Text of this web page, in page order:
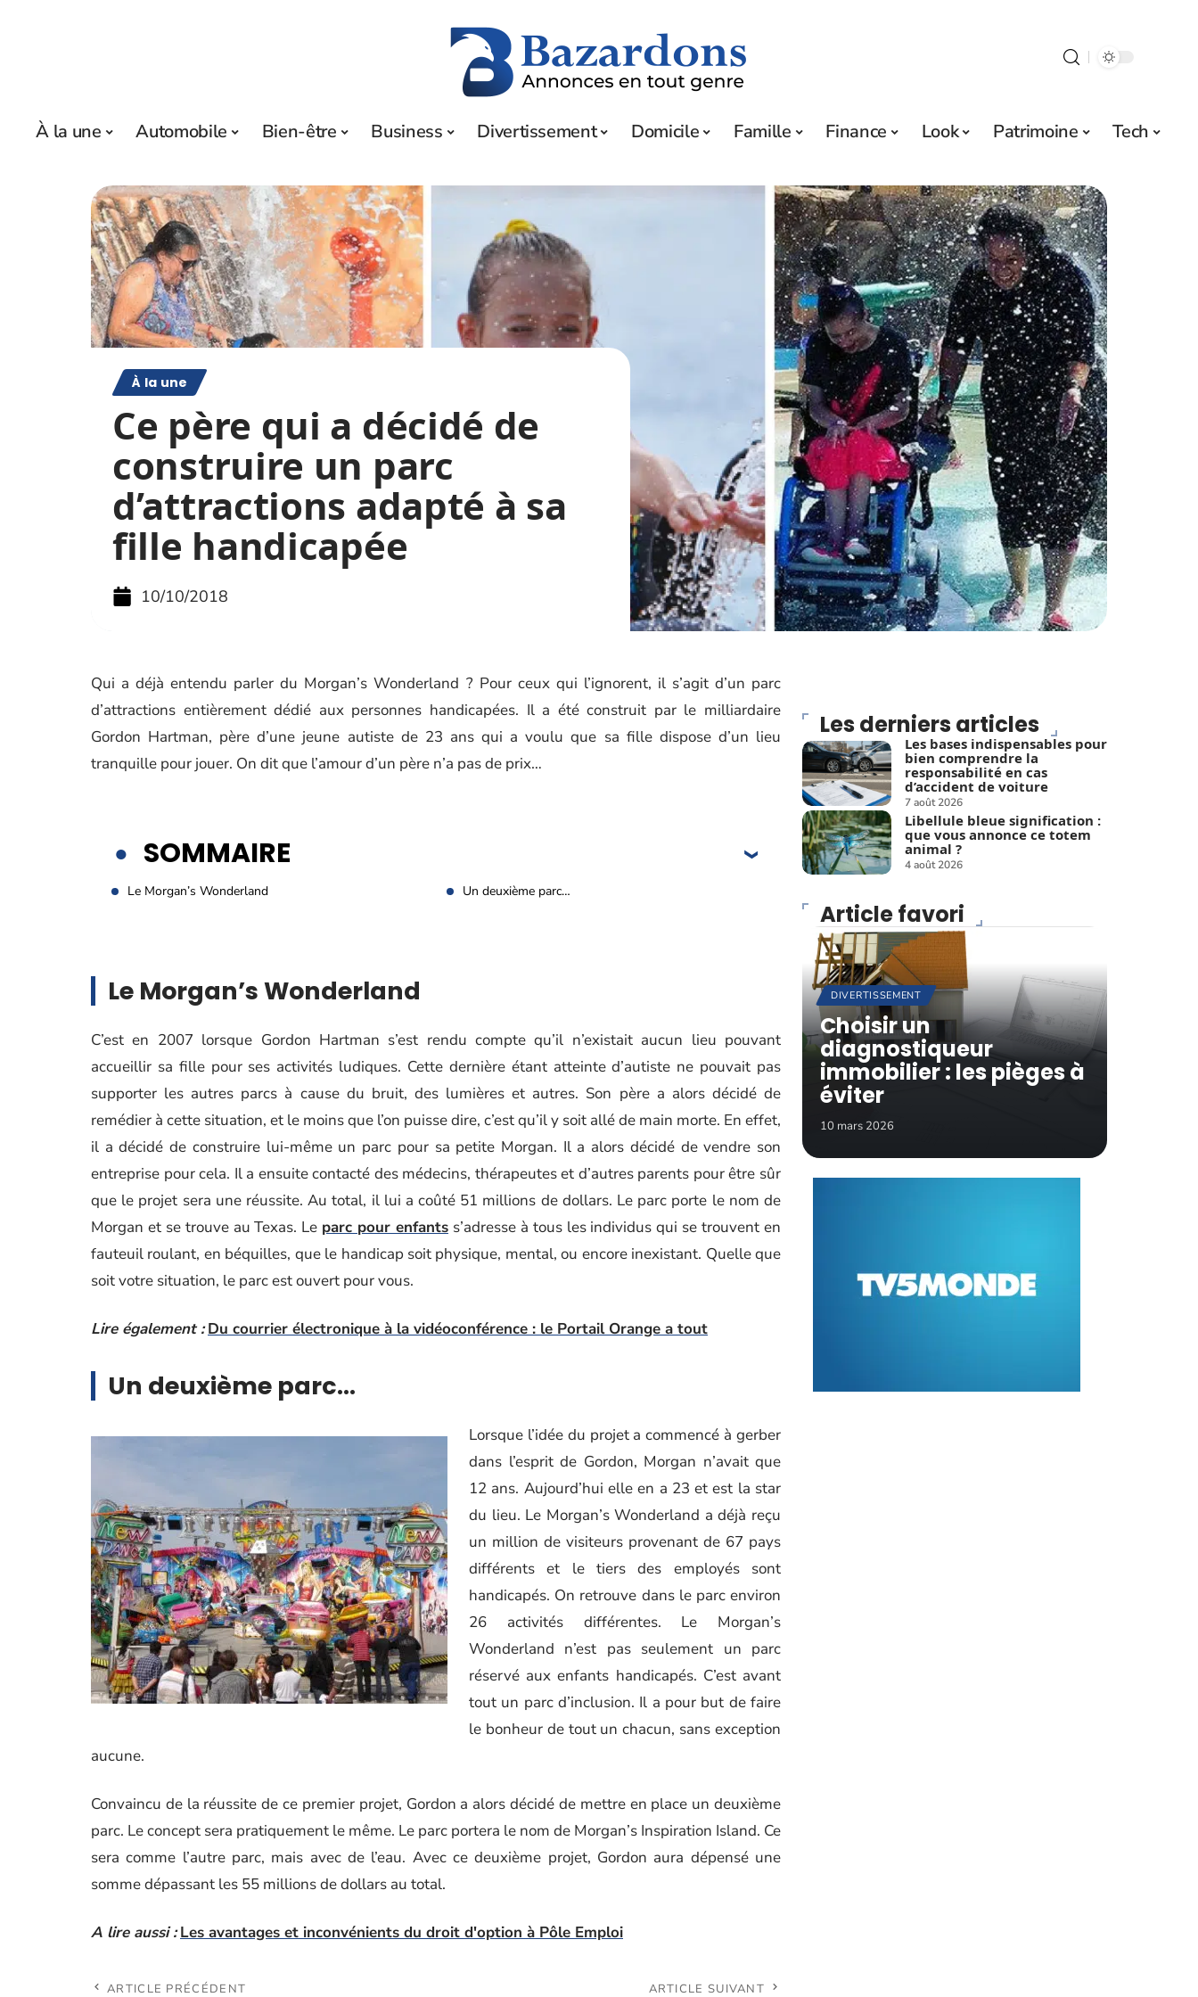
À la une Automobile Bien-être Business Divertissement Domicile Famille Finance Look Patrimoine Tech
À la une
Ce père qui a décidé de
construire un parc
d’attractions adapté à sa
fille handicapée
10/10/2018
Qui a déjà entendu parler du Morgan’s Wonderland ? Pour ceux qui l’ignorent, il s’agit d’un parc
d’attractions entièrement dédié aux personnes handicapées. Il a été construit par le milliardaire
Gordon Hartman, père d’une jeune autiste de 23 ans qui a voulu que sa fille dispose d’un lieu
tranquille pour jouer. On dit que l’amour d’un père n’a pas de prix…
SOMMAIRE
Le Morgan’s Wonderland Un deuxième parc…
Le Morgan’s Wonderland
C’est en 2007 lorsque Gordon Hartman s’est rendu compte qu’il n’existait aucun lieu pouvant
accueillir sa fille pour ses activités ludiques. Cette dernière étant atteinte d’autiste ne pouvait pas
supporter les autres parcs à cause du bruit, des lumières et autres. Son père a alors décidé de
remédier à cette situation, et le moins que l’on puisse dire, c’est qu’il y soit allé de main morte. En effet,
il a décidé de construire lui-même un parc pour sa petite Morgan. Il a alors décidé de vendre son
entreprise pour cela. Il a ensuite contacté des médecins, thérapeutes et d’autres parents pour être sûr
que le projet sera une réussite. Au total, il lui a coûté 51 millions de dollars. Le parc porte le nom de
Morgan et se trouve au Texas. Le parc pour enfants s’adresse à tous les individus qui se trouvent en
fauteuil roulant, en béquilles, que le handicap soit physique, mental, ou encore inexistant. Quelle que
soit votre situation, le parc est ouvert pour vous.
Lire également : Du courrier électronique à la vidéoconférence : le Portail Orange a tout
Un deuxième parc…
Lorsque l’idée du projet a commencé à gerber
dans l’esprit de Gordon, Morgan n’avait que
12 ans. Aujourd’hui elle en a 23 et est la star
du lieu. Le Morgan’s Wonderland a déjà reçu
un million de visiteurs provenant de 67 pays
différents et le tiers des employés sont
handicapés. On retrouve dans le parc environ
26 activités différentes. Le Morgan’s
Wonderland n’est pas seulement un parc
réservé aux enfants handicapés. C’est avant
tout un parc d’inclusion. Il a pour but de faire
le bonheur de tout un chacun, sans exception
aucune.
Convaincu de la réussite de ce premier projet, Gordon a alors décidé de mettre en place un deuxième
parc. Le concept sera pratiquement le même. Le parc portera le nom de Morgan’s Inspiration Island. Ce
sera comme l’autre parc, mais avec de l’eau. Avec ce deuxième projet, Gordon aura dépensé une
somme dépassant les 55 millions de dollars au total.
A lire aussi : Les avantages et inconvénients du droit d'option à Pôle Emploi
ARTICLE PRÉCÉDENT ARTICLE SUIVANT
Les derniers articles
Les bases indispensables pour
bien comprendre la
responsabilité en cas
d’accident de voiture
7 août 2026
Libellule bleue signification :
que vous annonce ce totem
animal ?
4 août 2026
Article favori
DIVERTISSEMENT
Choisir un
diagnostiqueur
immobilier : les pièges à
éviter
10 mars 2026